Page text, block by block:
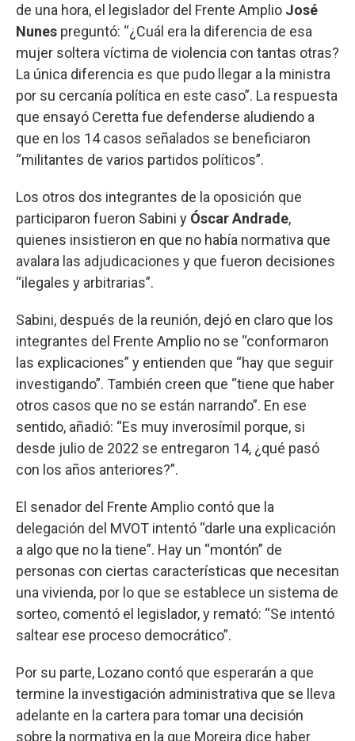
de una hora, el legislador del Frente Amplio José
Nunes preguntó: “¿Cuál era la diferencia de esa
mujer soltera víctima de violencia con tantas otras?
La única diferencia es que pudo llegar a la ministra
por su cercanía política en este caso”. La respuesta
que ensayó Ceretta fue defenderse aludiendo a
que en los 14 casos señalados se beneficiaron
“militantes de varios partidos políticos”.
Los otros dos integrantes de la oposición que
participaron fueron Sabini y Óscar Andrade,
quienes insistieron en que no había normativa que
avalara las adjudicaciones y que fueron decisiones
“ilegales y arbitrarias”.
Sabini, después de la reunión, dejó en claro que los
integrantes del Frente Amplio no se “conformaron
las explicaciones” y entienden que “hay que seguir
investigando”. También creen que “tiene que haber
otros casos que no se están narrando”. En ese
sentido, añadió: “Es muy inverosímil porque, si
desde julio de 2022 se entregaron 14, ¿qué pasó
con los años anteriores?”.
El senador del Frente Amplio contó que la
delegación del MVOT intentó “darle una explicación
a algo que no la tiene”. Hay un “montón” de
personas con ciertas características que necesitan
una vivienda, por lo que se establece un sistema de
sorteo, comentó el legislador, y remató: “Se intentó
saltear ese proceso democrático”.
Por su parte, Lozano contó que esperarán a que
termine la investigación administrativa que se lleva
adelante en la cartera para tomar una decisión
sobre la normativa en la que Moreira dice haber